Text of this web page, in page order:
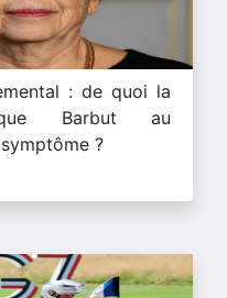
: de quoi la
Barbut au
?